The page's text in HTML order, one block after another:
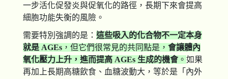
一步活化促發炎與促氧化的路徑，長期下來會提高
細胞功能失衡的風險。
需要特別強調的是： 這些吸入的化合物不一定本身
就是 AGEs ，但它們很常見的共同點是， 會讓體內
氧化壓力上升，進而提高 AGEs 生成的機會 。 如果
再加上長期高糖飲食、血糖波動大，等於是「內外